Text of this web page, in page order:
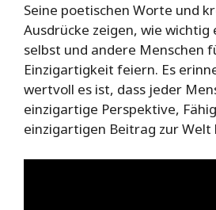
Seine poetischen Worte und
Ausdrücke zeigen, wie wichtig
selbst und andere Menschen
Einzigartigkeit feiern. Es
wertvoll es ist, dass jeder
einzigartige Perspektive,
einzigartigen Beitrag zur Welt